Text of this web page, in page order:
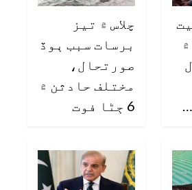
چلاس ۾ تيز
برسات سبب ٻوڏ
صورتحال،
مختلف حادثن ۾
6 ڄڻا فوت